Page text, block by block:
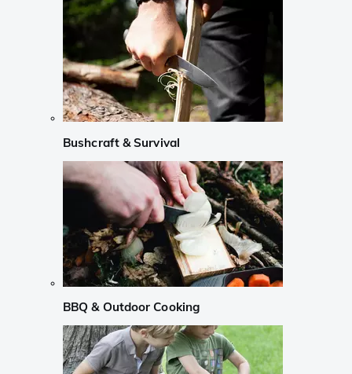
Bushcraft & Survival
BBQ & Outdoor Cooking